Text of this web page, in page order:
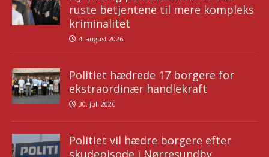
ruste betjentene til mere kompleks
kriminalitet
4. august 2026
Politiet hædrede 17 borgere for
ekstraordinær handlekraft
30. juli 2026
Politiet vil hædre borgere efter